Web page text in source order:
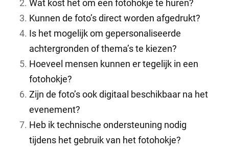
Wat kost het om een fotohokje te huren?
Kunnen de foto’s direct worden afgedrukt?
Is het mogelijk om gepersonaliseerde
achtergronden of thema’s te kiezen?
Hoeveel mensen kunnen er tegelijk in een
fotohokje?
Zijn de foto’s ook digitaal beschikbaar na het
evenement?
Heb ik technische ondersteuning nodig
tijdens het gebruik van het fotohokje?